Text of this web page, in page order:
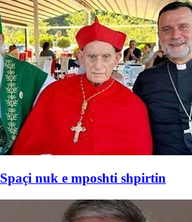
nuk e mposhti shpirtin